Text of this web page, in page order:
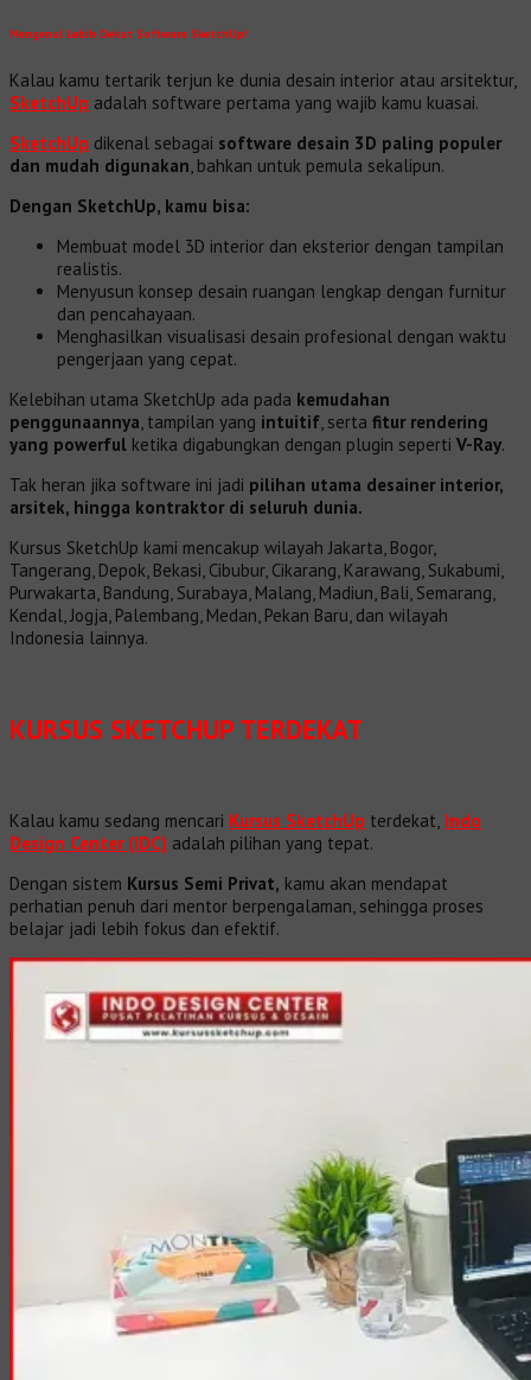
Mengenal Lebih Dekat Software SketchUp!
Kalau kamu tertarik terjun ke dunia desain interior atau arsitektur,
SketchUp adalah software pertama yang wajib kamu kuasai.
SketchUp dikenal sebagai software desain 3D paling populer
dan mudah digunakan, bahkan untuk pemula sekalipun.
Dengan SketchUp, kamu bisa:
Membuat model 3D interior dan eksterior dengan tampilan
realistis.
Menyusun konsep desain ruangan lengkap dengan furnitur
dan pencahayaan.
Menghasilkan visualisasi desain profesional dengan waktu
pengerjaan yang cepat.
Kelebihan utama SketchUp ada pada kemudahan
penggunaannya, tampilan yang intuitif, serta fitur rendering
yang powerful ketika digabungkan dengan plugin seperti V-Ray.
Tak heran jika software ini jadi pilihan utama desainer interior,
arsitek, hingga kontraktor di seluruh dunia.
Kursus SketchUp kami mencakup wilayah Jakarta, Bogor,
Tangerang, Depok, Bekasi, Cibubur, Cikarang, Karawang, Sukabumi,
Purwakarta, Bandung, Surabaya, Malang, Madiun, Bali, Semarang,
Kendal, Jogja, Palembang, Medan, Pekan Baru, dan wilayah
Indonesia lainnya.
KURSUS SKETCHUP TERDEKAT
Kalau kamu sedang mencari Kursus SketchUp terdekat, Indo
Design Center (IDC) adalah pilihan yang tepat.
Dengan sistem Kursus Semi Privat, kamu akan mendapat
perhatian penuh dari mentor berpengalaman, sehingga proses
belajar jadi lebih fokus dan efektif.